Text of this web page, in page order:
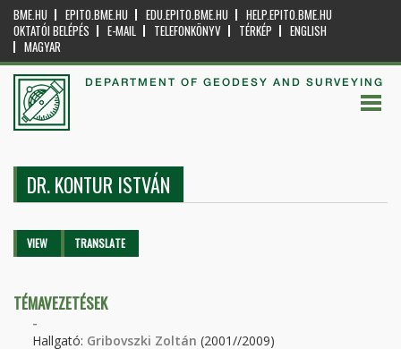
BME.HU EPITO.BME.HU EDU.EPITO.BME.HU
HELP.EPITO.BME.HU
OKTATÓI BELÉPÉS
E-MAIL TELEFONKÖNYV TÉRKÉP
ENGLISH
MAGYAR
DEPARTMENT OF GEODESY AND SURVEYING
DR. KONTUR ISTVÁN
Primary tabs
VIEW (ACTIVETRANSLATE
TÉMAVEZETÉSEK
-
Hallgató: Gribovszki Zoltán (2001//2009)